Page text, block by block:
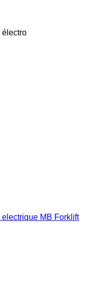
électro
MB Forklift